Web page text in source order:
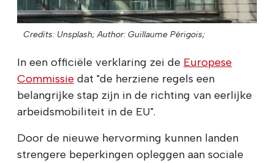
Credits: Unsplash; Author: Guillaume Périgois;
In een officiële verklaring zei de Europese
Commissie dat "de herziene regels een
belangrijke stap zijn in de richting van eerlijke
arbeidsmobiliteit in de EU".
Door de nieuwe hervorming kunnen landen
strengere beperkingen opleggen aan sociale